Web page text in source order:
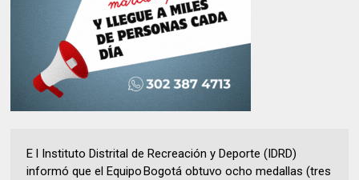
E l Instituto Distrital de Recreación y Deporte (IDRD)
informó que el Equipo Bogotá obtuvo ocho medallas (tres